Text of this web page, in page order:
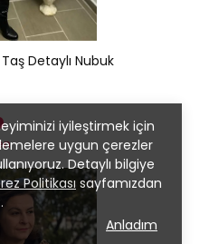
iyileştirmek için
uygun çerezler
Detaylı bilgiye
Politikası sayfamızdan
Anladım
Detaylı Nubuk